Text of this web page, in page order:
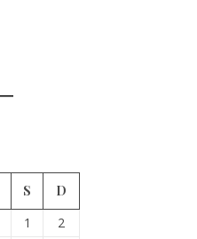
S
D
1
2